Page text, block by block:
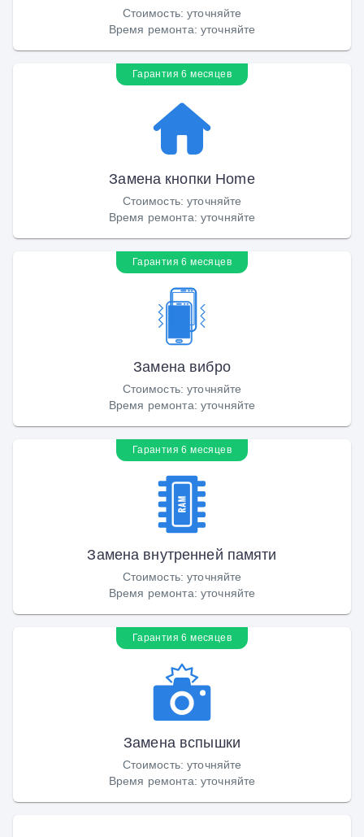
Стоимость:уточняйте
Время ремонта: уточняйте
Гарантия 6 месяцев
Замена кнопки Home
Стоимость:уточняйте
Время ремонта: уточняйте
Гарантия 6 месяцев
Замена вибро
Стоимость:уточняйте
Время ремонта: уточняйте
Гарантия 6 месяцев
Замена внутренней памяти
Стоимость:уточняйте
Время ремонта: уточняйте
Гарантия 6 месяцев
Замена вспышки
Стоимость:уточняйте
Время ремонта: уточняйте